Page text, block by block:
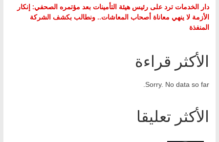
دار الخدمات ترد على رئيس هيئة التأمينات بعد مؤتمره الصحفي: إنكار
الأزمة لا ينهي معاناة أصحاب المعاشات.. ونطالب بكشف الشركة
المنفذة
الأكثر قراءة
Sorry. No data so far.
الأكثر تعليقا